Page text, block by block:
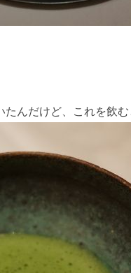
んだけど、これを飲む